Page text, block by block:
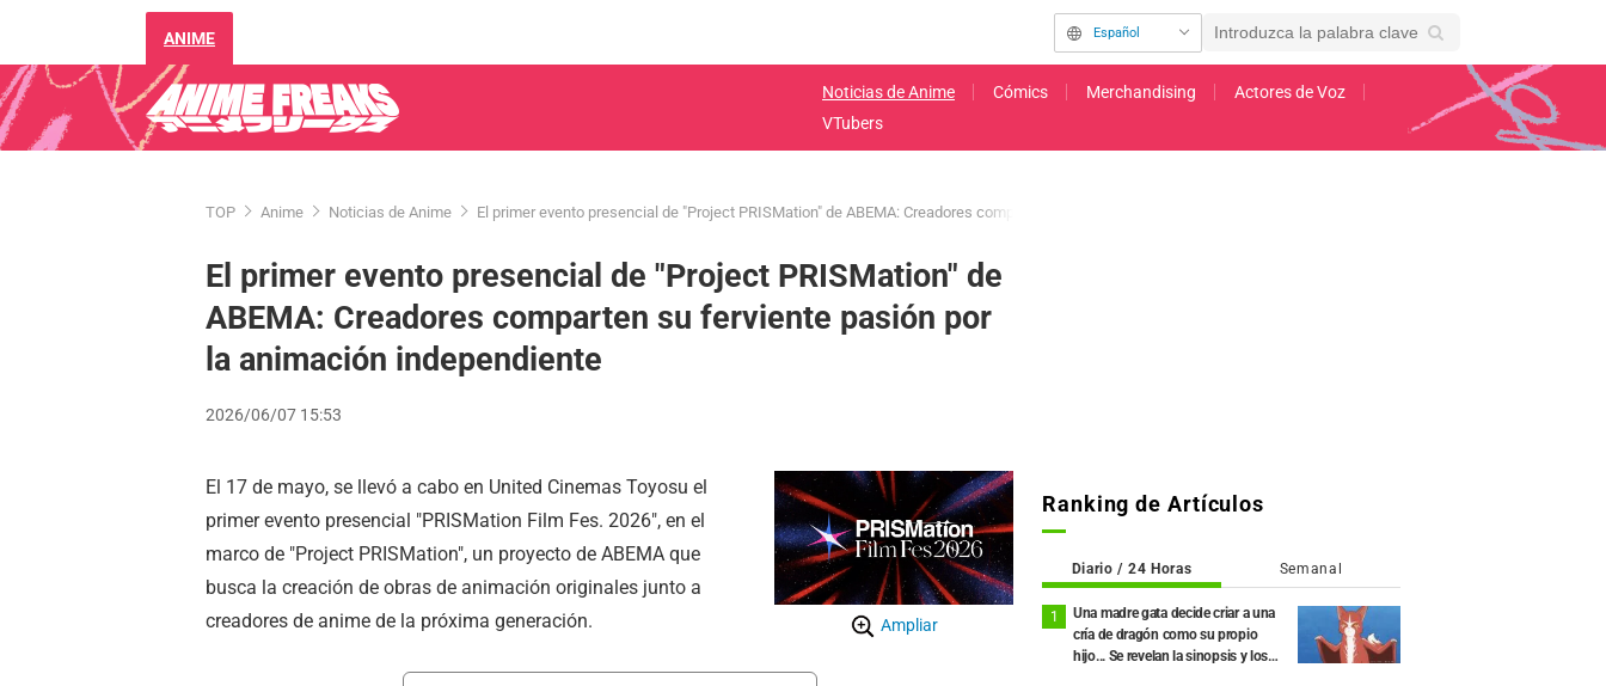
ANIME Español
Noticias de Anime Cómics Merchandising
Actores de Voz
VTubers
TOP Anime Noticias de Anime El primer evento presencial de "Project PRISMation" de ABEMA: Creadores comparten su ferviente pasión por la animación independiente
El primer evento presencial de "Project PRISMation" de
ABEMA: Creadores comparten su ferviente pasión por
la animación independiente
2026/06/07 15:53
Ampliar
El 17 de mayo, se llevó a cabo en United Cinemas Toyosu el
primer evento presencial "PRISMation Film Fes. 2026", en el
marco de "Project PRISMation", un proyecto de ABEMA que
busca la creación de obras de animación originales junto a
creadores de anime de la próxima generación.
Ranking de Artículos
Diario / 24 Horas Semanal
Una madre gata decide criar a una
cría de dragón como su propio
hijo... Se revelan la sinopsis y los